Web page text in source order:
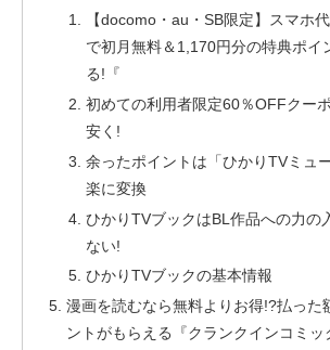
【docomo・au・SB限定】スマホ
で初月無料＆1,170円分の特典ポイ
る!『
初めての利用者限定60％OFFクー
安く!
余ったポイントは「ひかりTVミュ
楽に変換
ひかりTVブックはBL作品への力の
ない!
ひかりTVブックの基本情報
漫画を読むなら無料よりお得!?払った
ントがもらえる『クランクインコミッ